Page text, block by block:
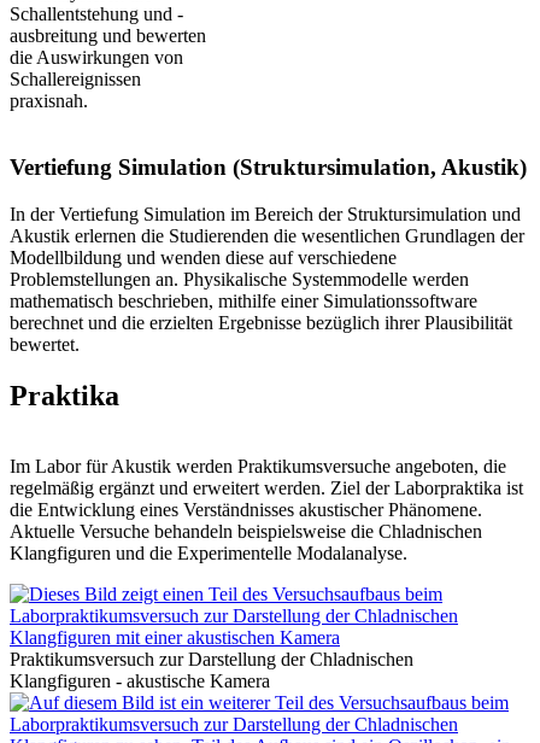
Schallentstehung und -
ausbreitung und bewerten
die Auswirkungen von
Schallereignissen
praxisnah.
Vertiefung Simulation (Struktursimulation, Akustik)
In der Vertiefung Simulation im Bereich der Struktursimulation und
Akustik erlernen die Studierenden die wesentlichen Grundlagen der
Modellbildung und wenden diese auf verschiedene
Problemstellungen an. Physikalische Systemmodelle werden
mathematisch beschrieben, mithilfe einer Simulationssoftware
berechnet und die erzielten Ergebnisse bezüglich ihrer Plausibilität
bewertet.
Praktika
Im Labor für Akustik werden Praktikumsversuche angeboten, die
regelmäßig ergänzt und erweitert werden. Ziel der Laborpraktika ist
die Entwicklung eines Verständnisses akustischer Phänomene.
Aktuelle Versuche behandeln beispielsweise die Chladnischen
Klangfiguren und die Experimentelle Modalanalyse.
Praktikumsversuch zur Darstellung der Chladnischen
Klangfiguren - akustische Kamera